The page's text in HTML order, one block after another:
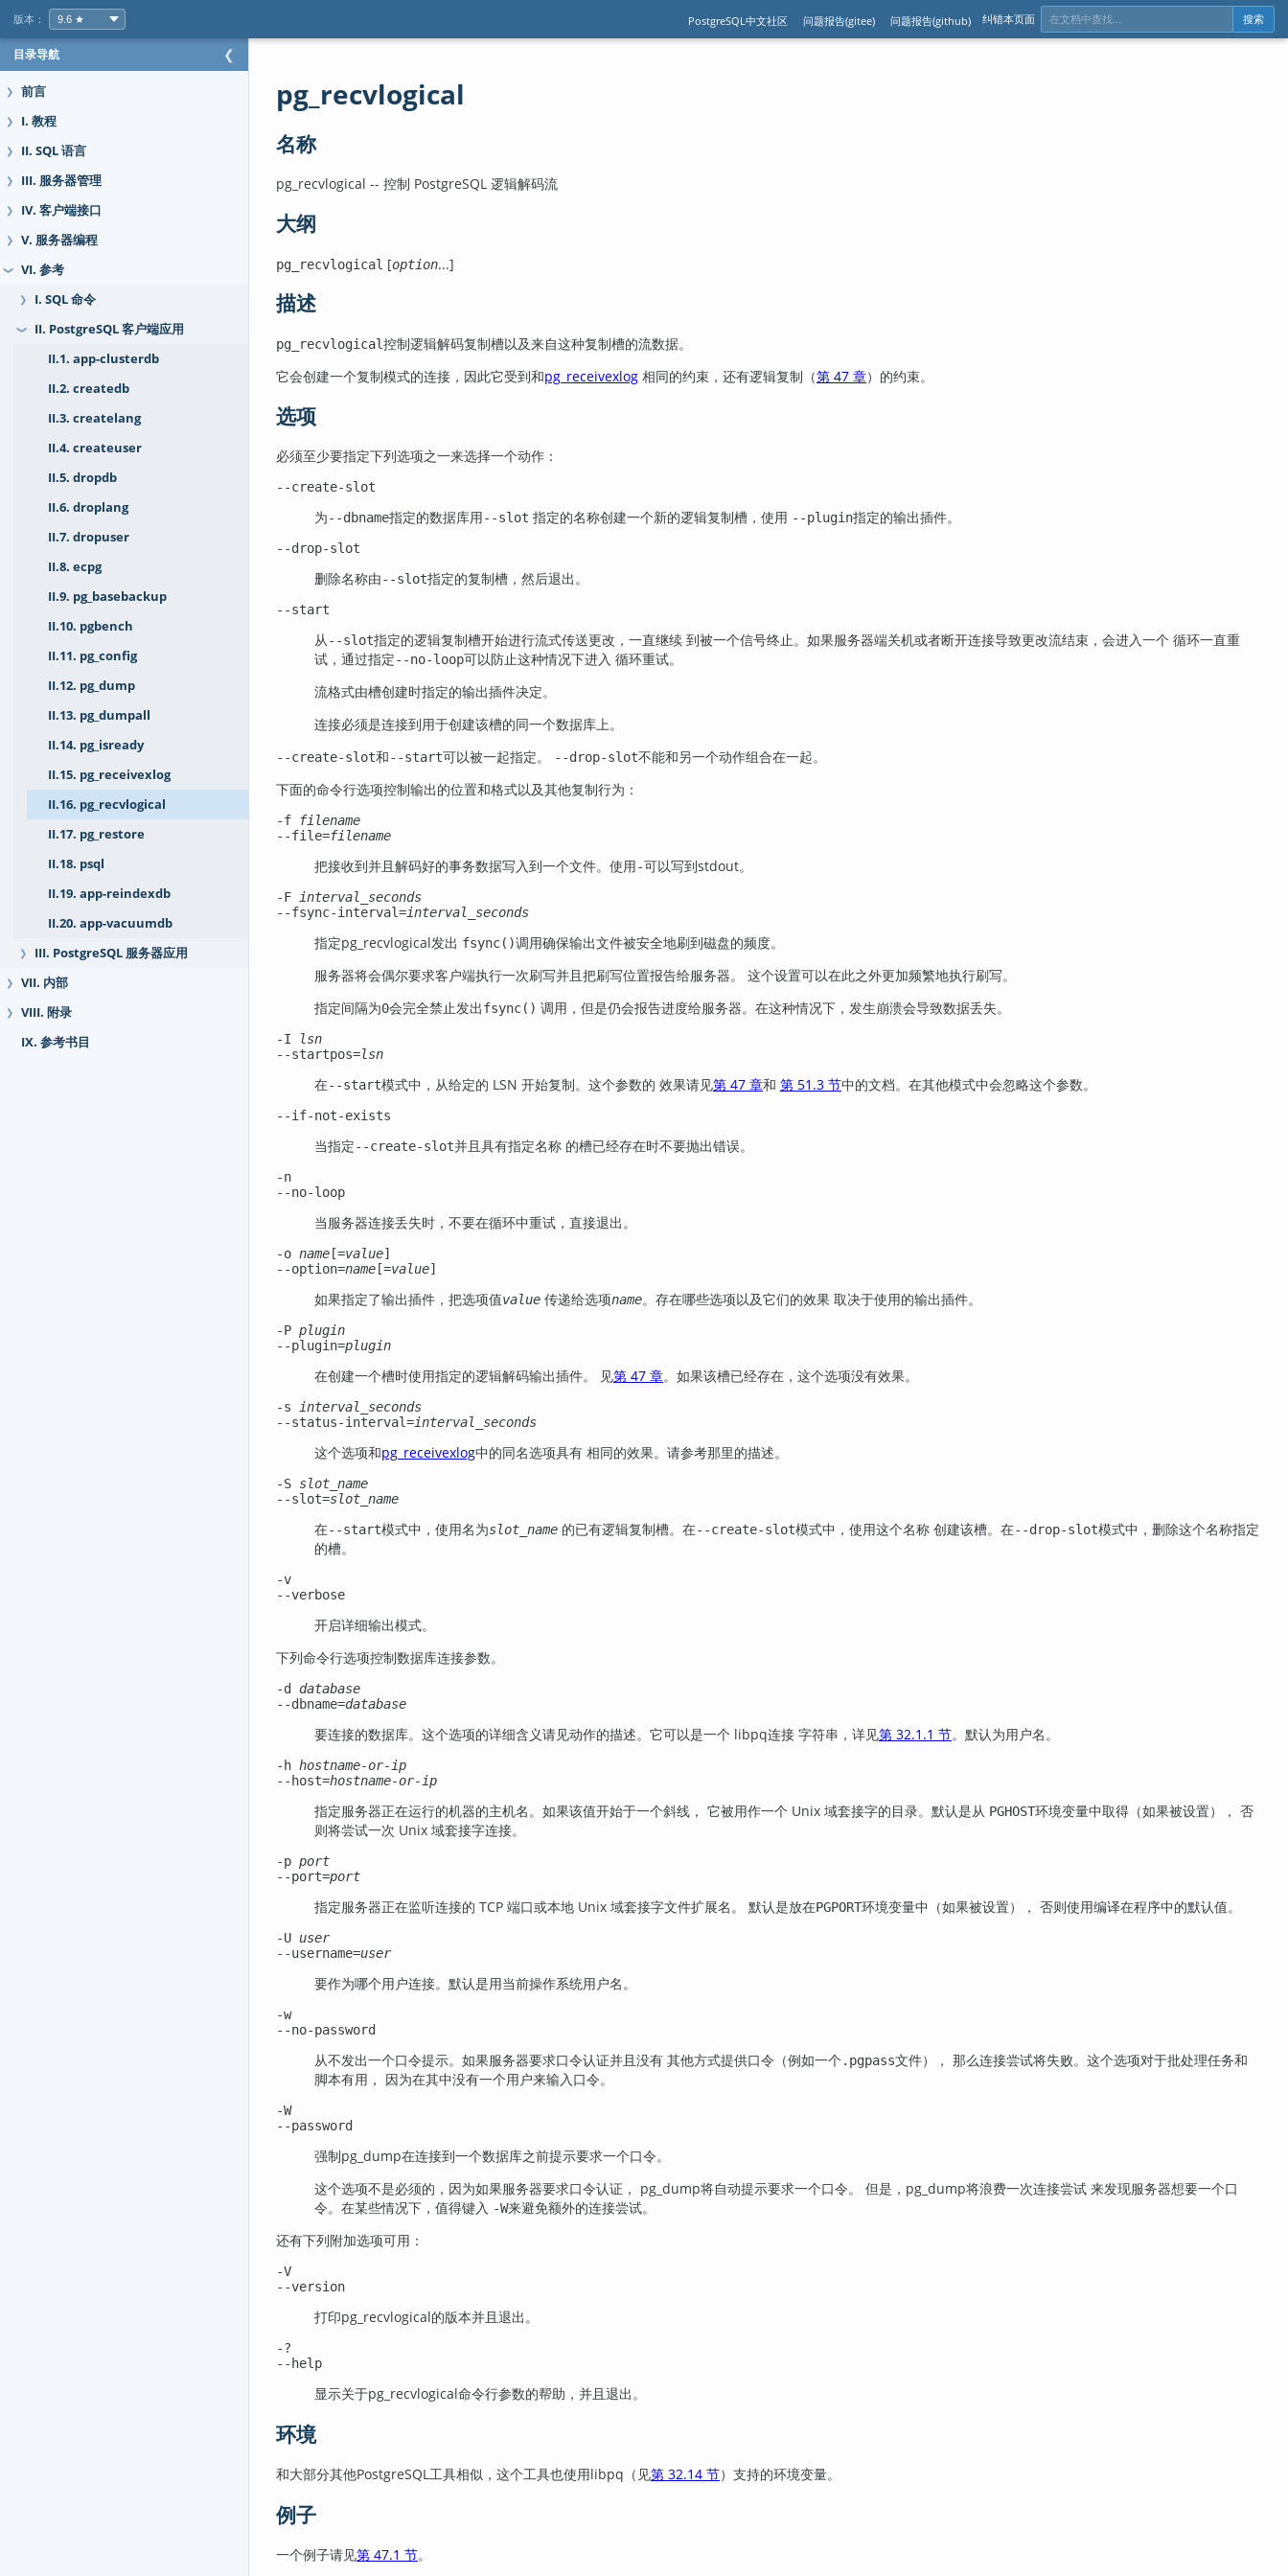
版本： PostgreSQL中文社区 问题报告(gitee) 问题报告(github) 纠错本页面 搜索
目录导航 ❮
❯ 前言
❯ I. 教程
❯ II. SQL 语言
❯ III. 服务器管理
❯ IV. 客户端接口
❯ V. 服务器编程
❯ VI. 参考
❯ I. SQL 命令
❯
II. PostgreSQL 客户端应用
II.1. app-clusterdb
II.2. createdb
II.3. createlang
II.4. createuser
II.5. dropdb
II.6. droplang
II.7. dropuser
II.8. ecpg
II.9. pg_basebackup
II.10. pgbench
II.11. pg_config
II.12. pg_dump
II.13. pg_dumpall
II.14. pg_isready
II.15. pg_receivexlog
II.16. pg_recvlogical
II.17. pg_restore
II.18. psql
II.19. app-reindexdb
II.20. app-vacuumdb
❯ III. PostgreSQL 服务器应用
❯ VII. 内部
❯
VIII. 附录
IX. 参考书目
pg_recvlogical
名称
pg_recvlogical -- 控制 PostgreSQL 逻辑解码流
大纲
pg_recvlogical [option...]
描述
pg_recvlogical控制逻辑解码复制槽以及来自这种复制槽的流数据。
它会创建一个复制模式的连接，因此它受到和pg_receivexlog 相同的约束，还有逻辑复制（第 47 章）的约束。
选项
必须至少要指定下列选项之一来选择一个动作：
--create-slot
为--dbname指定的数据库用--slot 指定的名称创建一个新的逻辑复制槽，使用 --plugin指定的输出插件。
--drop-slot
删除名称由--slot指定的复制槽，然后退出。
--start
从--slot指定的逻辑复制槽开始进行流式传送更改，一直继续 到被一个信号终止。如果服务器端关机或者断开连接导致更改流结束，会进入一个 循环一直重
试，通过指定--no-loop可以防止这种情况下进入 循环重试。
流格式由槽创建时指定的输出插件决定。
连接必须是连接到用于创建该槽的同一个数据库上。
--create-slot和--start可以被一起指定。 --drop-slot不能和另一个动作组合在一起。
下面的命令行选项控制输出的位置和格式以及其他复制行为：
-f
filename
--file=filename
把接收到并且解码好的事务数据写入到一个文件。使用-可以写到stdout。
-F interval_seconds
--fsync-interval=interval_seconds
指定pg_recvlogical发出 fsync()调用确保输出文件被安全地刷到磁盘的频度。
服务器将会偶尔要求客户端执行一次刷写并且把刷写位置报告给服务器。 这个设置可以在此之外更加频繁地执行刷写。
指定间隔为0会完全禁止发出fsync() 调用，但是仍会报告进度给服务器。在这种情况下，发生崩溃会导致数据丢失。
-I
lsn
--startpos=lsn
在--start模式中，从给定的 LSN 开始复制。这个参数的 效果请见第 47 章和 第 51.3 节中的文档。在其他模式中会忽略这个参数。
--if-not-exists
当指定--create-slot并且具有指定名称 的槽已经存在时不要抛出错误。
-n
--no-loop
当服务器连接丢失时，不要在循环中重试，直接退出。
-o name [=value]
--option=name [=value]
如果指定了输出插件，把选项值value 传递给选项name。存在哪些选项以及它们的效果 取决于使用的输出插件。
-P plugin
--plugin=plugin
在创建一个槽时使用指定的逻辑解码输出插件。 见第 47 章。如果该槽已经存在，这个选项没有效果。
-s interval_seconds
--status-interval=interval_seconds
这个选项和pg_receivexlog中的同名选项具有 相同的效果。请参考那里的描述。
-S slot_name
--slot=slot_name
在--start模式中，使用名为slot_name 的已有逻辑复制槽。在--create-slot模式中，使用这个名称 创建该槽。在--drop-slot模式中，删除这个名称指定
的槽。
-v
--verbose
开启详细输出模式。
下列命令行选项控制数据库连接参数。
-d database
--dbname=database
要连接的数据库。这个选项的详细含义请见动作的描述。它可以是一个 libpq连接 字符串，详见第 32.1.1 节。默认为用户名。
-h hostname-or-ip
--host=hostname-or-ip
指定服务器正在运行的机器的主机名。如果该值开始于一个斜线， 它被用作一个 Unix 域套接字的目录。默认是从 PGHOST环境变量中取得（如果被设置）， 否
则将尝试一次 Unix 域套接字连接。
-p port
--port=port
指定服务器正在监听连接的 TCP 端口或本地 Unix 域套接字文件扩展名。 默认是放在PGPORT环境变量中（如果被设置）， 否则使用编译在程序中的默认值。
-U user
--username=user
要作为哪个用户连接。默认是用当前操作系统用户名。
-w
--no-password
从不发出一个口令提示。如果服务器要求口令认证并且没有 其他方式提供口令（例如一个 .pgpass文件）， 那么连接尝试将失败。这个选项对于批处理任务和
脚本有用， 因为在其中没有一个用户来输入口令。
-W
--password
强制pg_dump在连接到一个数据库之前提示要求一个口令。
这个选项不是必须的，因为如果服务器要求口令认证， pg_dump将自动提示要求一个口令。 但是， pg_dump将浪费一次连接尝试 来发现服务器想要一个口
令。在某些情况下，值得键入 -W来避免额外的连接尝试。
还有下列附加选项可用：
-V
--version
打印pg_recvlogical的版本并且退出。
-?
--help
显示关于pg_recvlogical命令行参数的帮助，并且退出。
环境
和大部分其他PostgreSQL工具相似，这个工具也使用libpq （见第 32.14 节）支持的环境变量。
例子
一个例子请见第 47.1 节。